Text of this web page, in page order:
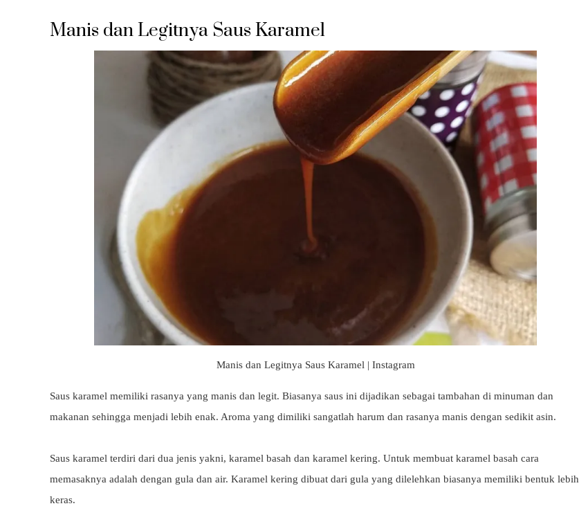
Manis dan Legitnya Saus Karamel
Manis dan Legitnya Saus Karamel | Instagram
Saus karamel memiliki rasanya yang manis dan legit. Biasanya saus ini dijadikan sebagai tambahan di minuman dan
makanan sehingga menjadi lebih enak. Aroma yang dimiliki sangatlah harum dan rasanya manis dengan sedikit asin.
Saus karamel terdiri dari dua jenis yakni, karamel basah dan karamel kering. Untuk membuat karamel basah cara
memasaknya adalah dengan gula dan air. Karamel kering dibuat dari gula yang dilelehkan biasanya memiliki bentuk lebih
keras.